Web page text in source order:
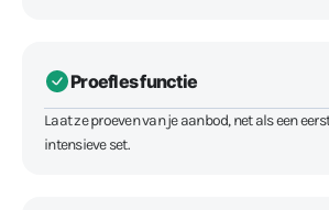
Proefles functie
Laat ze proeven van je aanbod, net als een
intensieve set.